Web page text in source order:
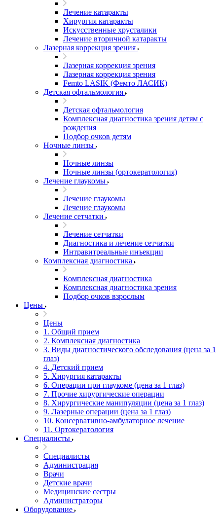
Лечение катаракты
Хирургия катаракты
Искусственные хрусталики
Лечение вторичной катаракты
Лазерная коррекция зрения
Лазерная коррекция зрения
Лазерная коррекция зрения
Femto LASIK (Фемто ЛАСИК)
Детская офтальмология
Детская офтальмология
Комплексная диагностика зрения детям c
рождения
Подбор очков детям
Ночные линзы
Ночные линзы
Ночные линзы (ортокератология)
Лечение глаукомы
Лечение глаукомы
Лечение глаукомы
Лечение сетчатки
Лечение сетчатки
Диагностика и лечение сетчатки
Интравитреальные инъекции
Комплексная диагностика
Комплексная диагностика
Комплексная диагностика зрения
Подбор очков взрослым
Цены
Цены
1. Общий прием
2. Комплексная диагностика
3. Виды диагностического обследования (цена за 1
глаз)
4. Детский прием
5. Хирургия катаракты
6. Операции при глаукоме (цена за 1 глаз)
7. Прочие хирургические операции
8. Хирургические манипуляции (цена за 1 глаз)
9. Лазерные операции (цена за 1 глаз)
10. Консервативно-амбулаторное лечение
11. Ортокератология
Специалисты
Специалисты
Администрация
Врачи
Детские врачи
Медицинские сестры
Администраторы
Оборудование